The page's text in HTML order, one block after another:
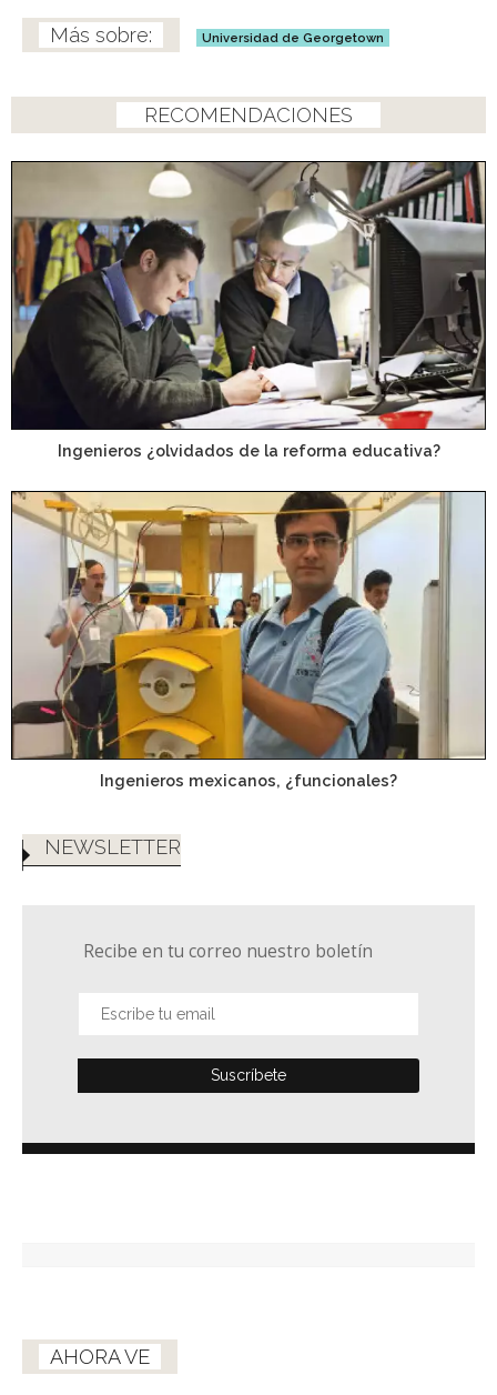
Universidad de Georgetown
RECOMENDACIONES
Ingenieros ¿olvidados de la reforma educativa?
Ingenieros mexicanos, ¿funcionales?
NEWSLETTER
Recibe en tu correo nuestro boletín
AHORA VE